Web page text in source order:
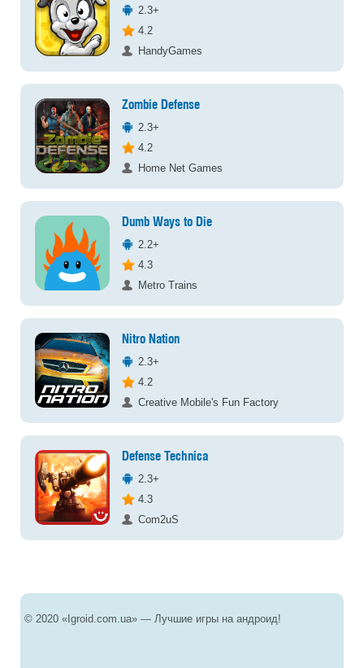
2.3+
4.2
HandyGames
Zombie Defense
2.3+
4.2
Home Net Games
Dumb Ways to Die
2.2+
4.3
Metro Trains
Nitro Nation
2.3+
4.2
Creative Mobile's Fun Factory
Defense Technica
2.3+
4.3
Com2uS
© 2020 «Igroid.com.ua» — Лучшие игры на андроид!